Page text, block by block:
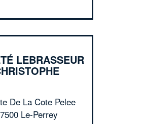
LEBRASSEUR
De La Cote Pelee
Le-Perrey
professionnel ?
votre
tout en gagnant de
clients!
En savoir plus